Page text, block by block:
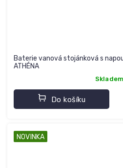
Baterie vanová stojánková s
ATHÉNA
Skladem
Do košíku
NOVINKA